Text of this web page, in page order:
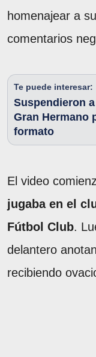
homenajear a
comentarios
Te puede interesar:
Suspendieron
Gran Hermano
formato
El video
jugaba en el
Fútbol Club.
delantero
recibiendo